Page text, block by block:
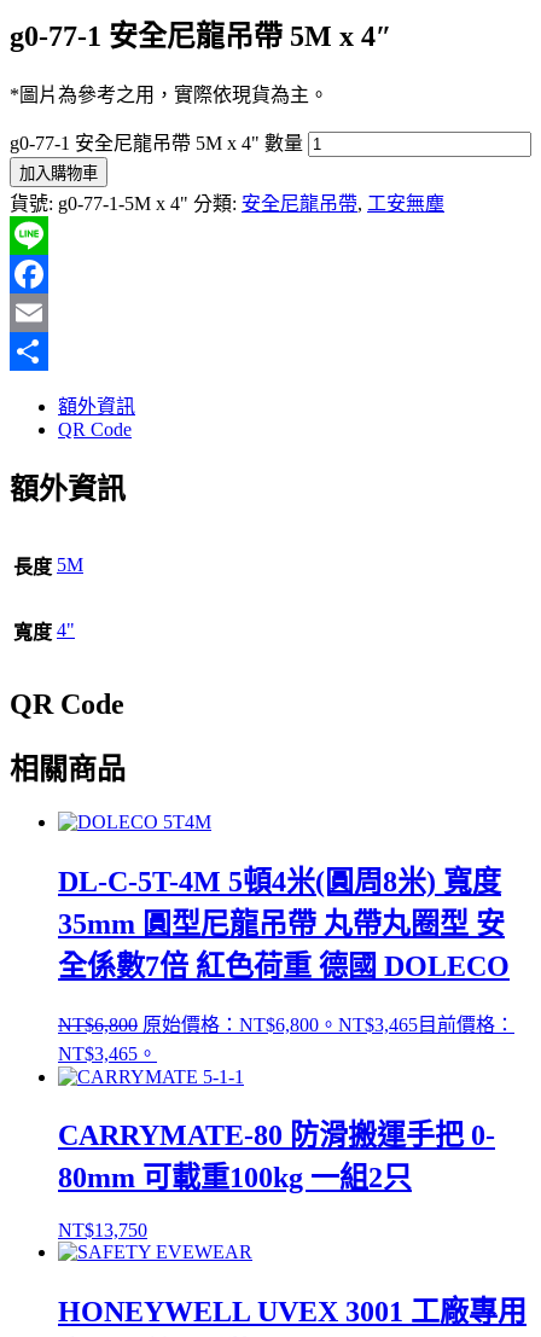
g0-77-1 安全尼龍吊帶 5M x 4″
*圖片為參考之用，實際依現貨為主。
g0-77-1 安全尼龍吊帶 5M x 4" 數量
加入購物車
貨號: g0-77-1-5M x 4" 分類: 安全尼龍吊帶, 工安無塵
Line
Facebook
Email
額外資訊
QR Code
額外資訊
長度 5M
寬度 4"
QR Code
相關商品
DL-C-5T-4M 5頓4米(圓周8米) 寬度
35mm 圓型尼龍吊帶 丸帶丸圈型 安
全係數7倍 紅色荷重 德國 DOLECO
NT$6,800 原始價格：NT$6,800。 NT$3,465目前價格：
NT$3,465。
CARRYMATE-80 防滑搬運手把 0-
80mm 可載重100kg 一組2只
NT$13,750
HONEYWELL UVEX 3001 工廠專用